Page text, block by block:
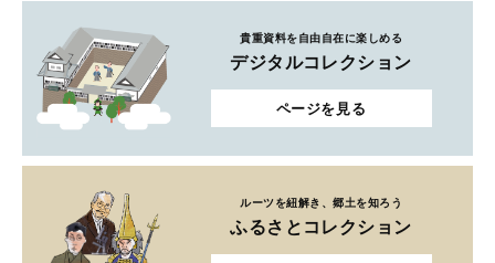
貴重資料を自由自在に楽しめる
デジタルコレクション
ページを見る
ルーツを紐解き、郷土を知ろう
ふるさとコレクション